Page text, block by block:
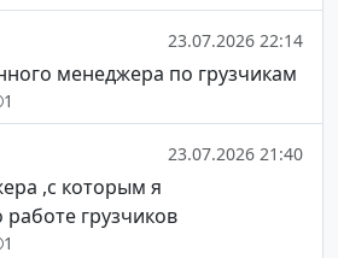
23.07.2026 22:14
менеджера по грузчикам
1
23.07.2026 21:40
,с которым я
грузчиков
1